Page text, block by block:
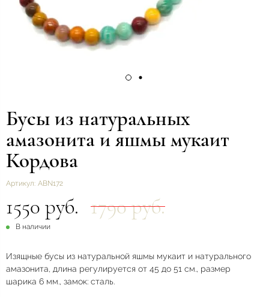
Бусы из натуральных
амазонита и яшмы мукаит
Кордова
Артикул: ABN172
1550 руб. 1790 руб.
В наличии
Изящные бусы из натуральной яшмы мукаит и натурального
амазонита, длина регулируется от 45 до 51 см., размер
шарика 6 мм., замок: сталь.